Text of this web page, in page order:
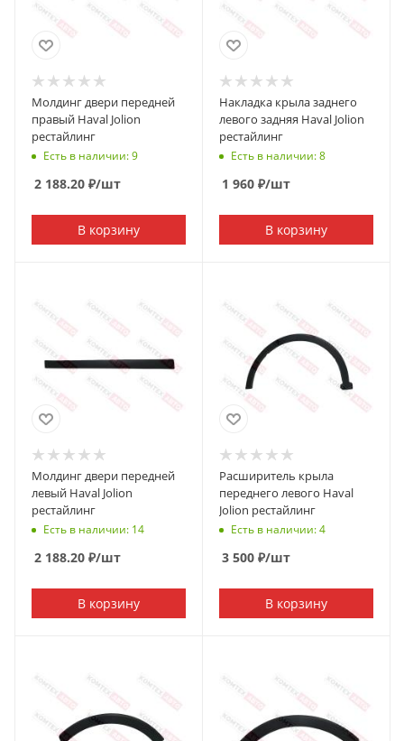
Молдинг двери передней
правый Haval Jolion
рестайлинг
Есть в наличии: 9
2 188.20 ₽/шт
В корзину
Накладка крыла заднего
левого задняя Haval Jolion
рестайлинг
Есть в наличии: 8
1 960 ₽/шт
В корзину
Молдинг двери передней
левый Haval Jolion
рестайлинг
Есть в наличии: 14
2 188.20 ₽/шт
В корзину
Расширитель крыла
переднего левого Haval
Jolion рестайлинг
Есть в наличии: 4
3 500 ₽/шт
В корзину